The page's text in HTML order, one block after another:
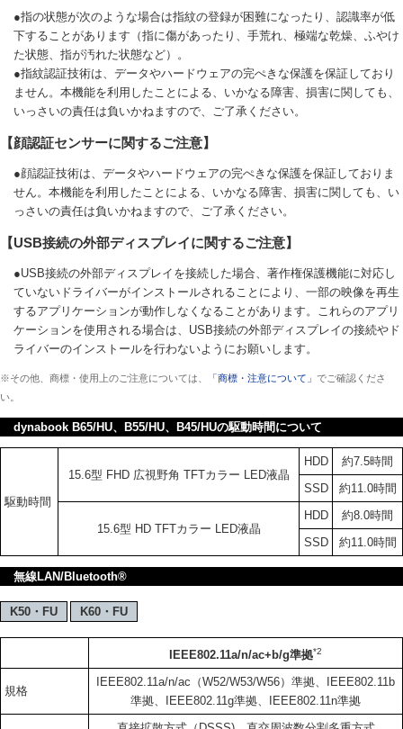
●指の状態が次のような場合は指紋の登録が困難になったり、認識率が低
下することがあります（指に傷があったり、手荒れ、極端な乾燥、ふやけ
た状態、指が汚れた状態など）。
●指紋認証技術は、データやハードウェアの完ぺきな保護を保証しており
ません。本機能を利用したことによる、いかなる障害、損害に関しても、
いっさいの責任は負いかねますので、ご了承ください。
【顔認証センサーに関するご注意】
●顔認証技術は、データやハードウェアの完ぺきな保護を保証しておりま
せん。本機能を利用したことによる、いかなる障害、損害に関しても、い
っさいの責任は負いかねますので、ご了承ください。
【USB接続の外部ディスプレイに関するご注意】
●USB接続の外部ディスプレイを接続した場合、著作権保護機能に対応し
ていないドライバーがインストールされることにより、一部の映像を再生
するアプリケーションが動作しなくなることがあります。これらのアプリ
ケーションを使用される場合は、USB接続の外部ディスプレイの接続やド
ライバーのインストールを行わないようにお願いします。
※その他、商標・使用上のご注意については、 「商標・注意について」 でご確認くださ
い。
dynabook B65/HU、B55/HU、B45/HUの駆動時間について
駆動時間
15.6型 FHD 広視野角 TFTカラー LED液晶
HDD
約7.5時間
SSD
約11.0時間
15.6型 HD TFTカラー LED液晶
HDD
約8.0時間
SSD
約11.0時間
無線LAN/Bluetooth®
K50・FU K60・FU
IEEE802.11a/n/ac+b/g準拠*2
規格
IEEE802.11a/n/ac（W52/W53/W56）準拠、IEEE802.11b
準拠、IEEE802.11g準拠、IEEE802.11n準拠